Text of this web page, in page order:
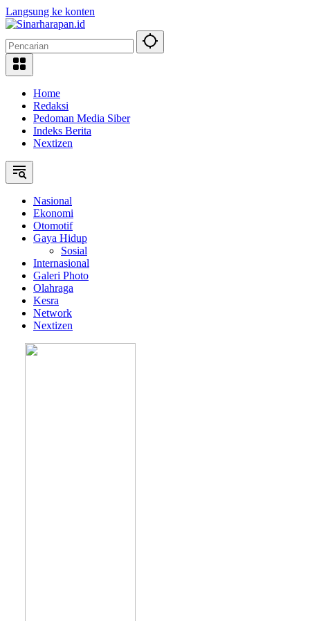
Langsung ke konten
Home
Redaksi
Pedoman Media Siber
Indeks Berita
Nextizen
Nasional
Ekonomi
Otomotif
Gaya Hidup
Sosial
Internasional
Galeri Photo
Olahraga
Kesra
Network
Nextizen